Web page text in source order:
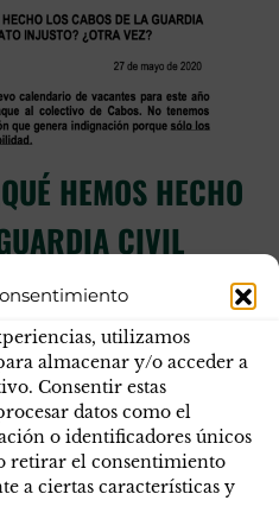
utilizamos
almacenar y/o acceder a
Consentir estas
datos como el
o identificadores únicos
retirar el consentimiento
a ciertas características y
HEMOS HECHO
CIVIL
TRATO INJUSTO?
Os informamos de los
las últimas semanas en
por orden cronológico. El
envió escrito dirigido
de vacantes de